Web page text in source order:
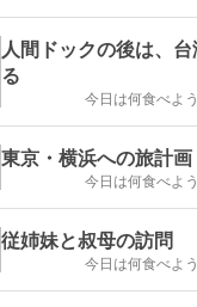
人間ドックの後は、
る
今日は何食べよ
東京・横浜への旅計画
今日は何食べよ
従姉妹と叔母の訪問
今日は何食べよ